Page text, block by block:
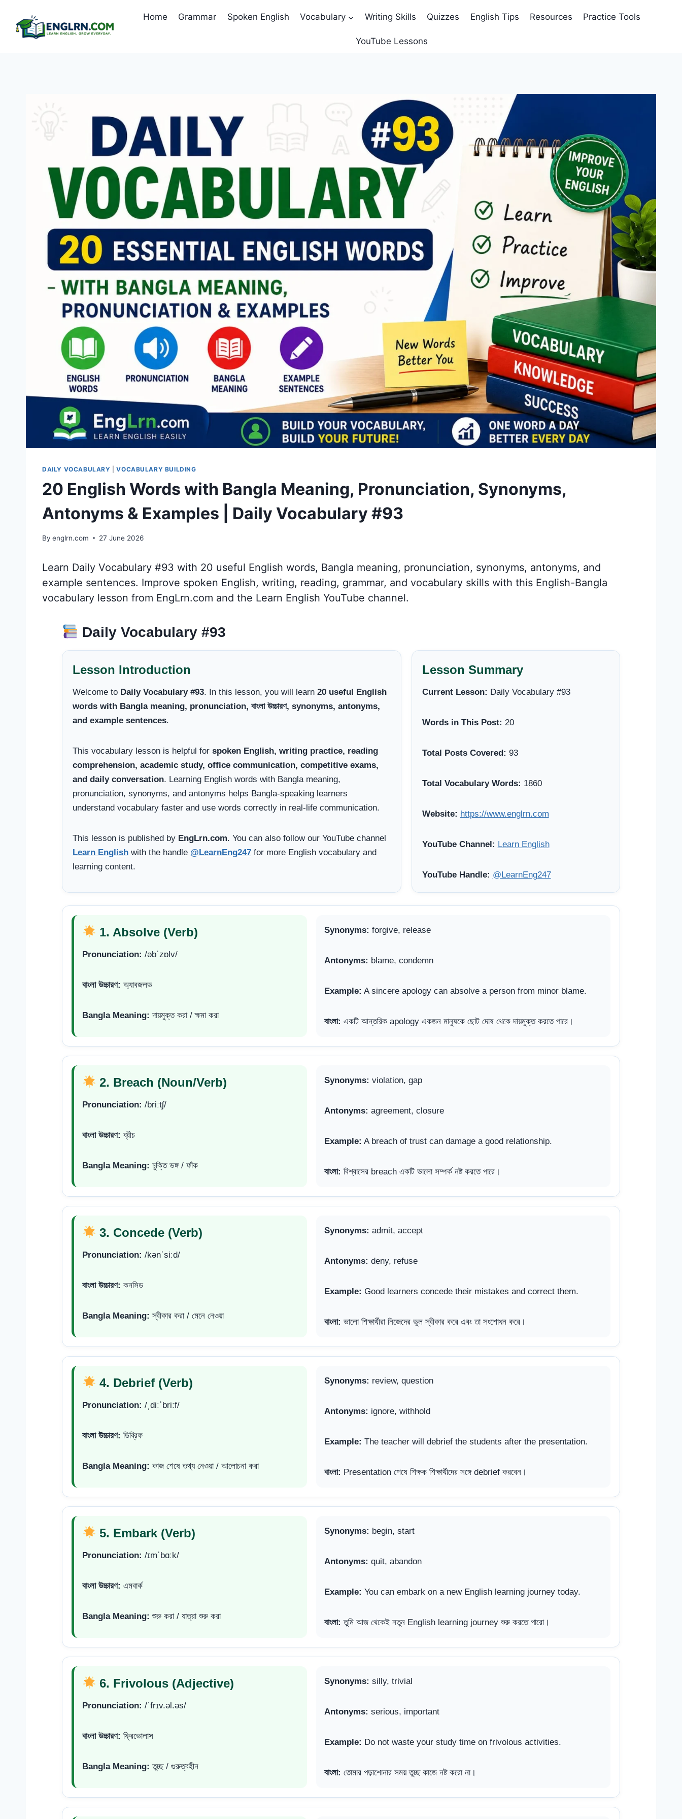
content
Home Grammar Spoken English Vocabulary Writing Skills Quizzes English Tips Resources Practice Tools
YouTube Lessons
DAILY VOCABULARY |VOCABULARY BUILDING
20 English Words with Bangla Meaning, Pronunciation, Synonyms,
Antonyms & Examples | Daily Vocabulary #93
By englrn.com 27 June 2026
Learn Daily Vocabulary #93 with 20 useful English words, Bangla meaning, pronunciation, synonyms, antonyms, and
example sentences. Improve spoken English, writing, reading, grammar, and vocabulary skills with this English-Bangla
vocabulary lesson from EngLrn.com and the Learn English YouTube channel.
Daily Vocabulary #93
Lesson Introduction
Welcome to Daily Vocabulary #93. In this lesson, you will learn 20 useful English
words with Bangla meaning, pronunciation, বাংলা উচ্চারণ, synonyms, antonyms,
and example sentences.
This vocabulary lesson is helpful for spoken English, writing practice, reading
comprehension, academic study, office communication, competitive exams,
and daily conversation. Learning English words with Bangla meaning,
pronunciation, synonyms, and antonyms helps Bangla-speaking learners
understand vocabulary faster and use words correctly in real-life communication.
This lesson is published by EngLrn.com. You can also follow our YouTube channel
Learn English with the handle @LearnEng247 for more English vocabulary and
learning content.
Lesson Summary
Current Lesson: Daily Vocabulary #93
Words in This Post: 20
Total Posts Covered: 93
Total Vocabulary Words: 1860
Website: https://www.englrn.com
YouTube Channel: Learn English
YouTube Handle: @LearnEng247
1. Absolve (Verb)
Pronunciation: /əbˈzɒlv/
বাংলা উচ্চারণ: অ্যাবজলভ
Bangla Meaning: দায়মুক্ত করা / ক্ষমা করা
Synonyms: forgive, release
Antonyms: blame, condemn
Example: A sincere apology can absolve a person from minor blame.
বাংলা: একটি আন্তরিক apology একজন মানুষকে ছোট দোষ থেকে দায়মুক্ত করতে পারে।
2. Breach (Noun/Verb)
Pronunciation: /briːtʃ/
বাংলা উচ্চারণ: ব্রীচ
Bangla Meaning: চুক্তি ভঙ্গ / ফাঁক
Synonyms: violation, gap
Antonyms: agreement, closure
Example: A breach of trust can damage a good relationship.
বাংলা: বিশ্বাসের breach একটি ভালো সম্পর্ক নষ্ট করতে পারে।
3. Concede (Verb)
Pronunciation: /kənˈsiːd/
বাংলা উচ্চারণ: কনসিড
Bangla Meaning: স্বীকার করা / মেনে নেওয়া
Synonyms: admit, accept
Antonyms: deny, refuse
Example: Good learners concede their mistakes and correct them.
বাংলা: ভালো শিক্ষার্থীরা নিজেদের ভুল স্বীকার করে এবং তা সংশোধন করে।
4. Debrief (Verb)
Pronunciation: /ˌdiːˈbriːf/
বাংলা উচ্চারণ: ডিব্রিফ
Bangla Meaning: কাজ শেষে তথ্য নেওয়া / আলোচনা করা
Synonyms: review, question
Antonyms: ignore, withhold
Example: The teacher will debrief the students after the presentation.
বাংলা: Presentation শেষে শিক্ষক শিক্ষার্থীদের সঙ্গে debrief করবেন।
5. Embark (Verb)
Pronunciation: /ɪmˈbɑːk/
বাংলা উচ্চারণ: এমবার্ক
Bangla Meaning: শুরু করা / যাত্রা শুরু করা
Synonyms: begin, start
Antonyms: quit, abandon
Example: You can embark on a new English learning journey today.
বাংলা: তুমি আজ থেকেই নতুন English learning journey শুরু করতে পারো।
6. Frivolous (Adjective)
Pronunciation: /ˈfrɪv.əl.əs/
বাংলা উচ্চারণ: ফ্রিভোলাস
Bangla Meaning: তুচ্ছ / গুরুত্বহীন
Synonyms: silly, trivial
Antonyms: serious, important
Example: Do not waste your study time on frivolous activities.
বাংলা: তোমার পড়াশোনার সময় তুচ্ছ কাজে নষ্ট করো না।